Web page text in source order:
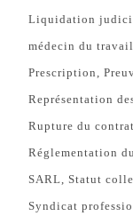
Liquidation
médecin du
Prescription
Représentation
Rupture du
Réglementation
SARL Statut
Syndicat